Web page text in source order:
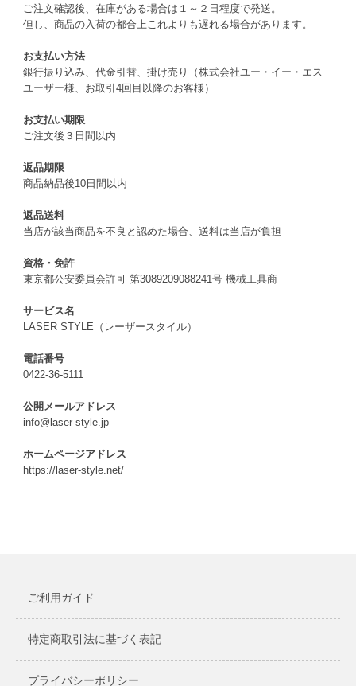
ご注文確認後、在庫がある場合は１～２日程度で発送。
但し、商品の入荷の都合上これよりも遅れる場合があります。
お支払い方法
銀行振り込み、代金引替、掛け売り（株式会社ユー・イー・エス
ユーザー様、お取引4回目以降のお客様）
お支払い期限
ご注文後３日間以内
返品期限
商品納品後10日間以内
返品送料
当店が該当商品を不良と認めた場合、送料は当店が負担
資格・免許
東京都公安委員会許可 第3089209088241号 機械工具商
サービス名
LASER STYLE（レーザースタイル）
電話番号
0422-36-5111
公開メールアドレス
info@laser-style.jp
ホームページアドレス
https://laser-style.net/
ご利用ガイド
特定商取引法に基づく表記
プライバシーポリシー